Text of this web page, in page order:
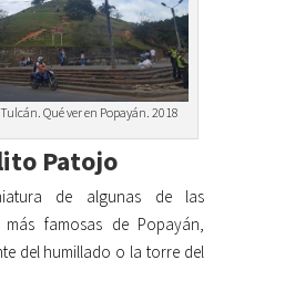
Qué ver en Popayán. 2018
Patojo
de algunas de las
más famosas de Popayán,
del humillado o la torre del